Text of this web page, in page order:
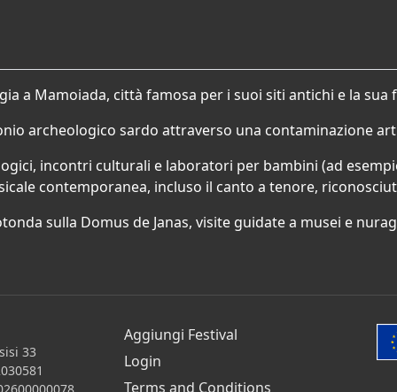
a Mamoiada, città famosa per i suoi siti antichi e la
archeologico sardo attraverso una contaminazione
incontri culturali e laboratori per bambini (ad
contemporanea, incluso il canto a tenore,
sulla Domus de Janas, visite guidate a musei e
33
Aggiungi Festival
Login
Terms and Conditions